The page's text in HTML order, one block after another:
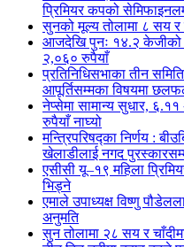
प्रिमियर कपको
सुनको मूल्य तोलामा ८ सय र
आजदेखि पुनः १४.२ केजीको
२,०६० रुपैयाँ
प्रतिनिधिसभाका तीन
आपूर्तिसम्मका विषयमा
नेप्सेमा सामान्य सुधार,
रुपैयाँ नाघ्यो
मन्त्रिपरिषद्का निर्णय :
खेलाडीलाई नगद
एसीसी यू–१९ महिला
भिड्ने
एमाले उपाध्यक्ष विष्णु
अनुमति
सुन तोलामा २८ सय र